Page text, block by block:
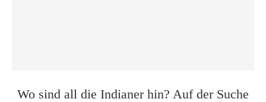
Wo sind all die Indianer hin? Auf der Suche